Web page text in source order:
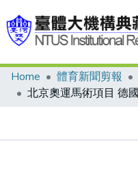
Communities & Collections
Home 體育新聞剪報